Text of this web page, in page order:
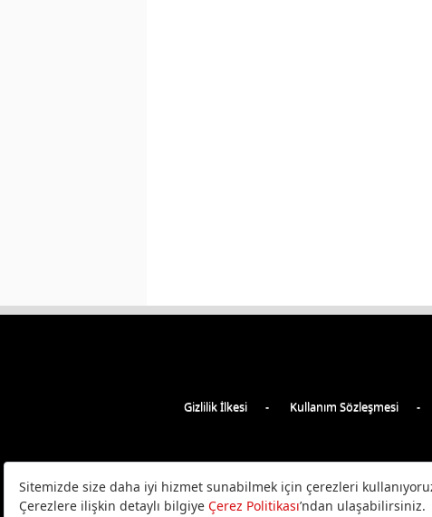
Gizlilik İlkesi Kullanım Sözleşmesi